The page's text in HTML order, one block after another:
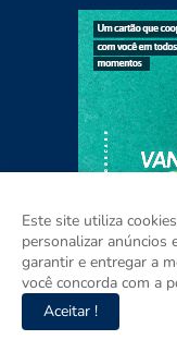
Este site utiliza
personalizar anúncios
garantir e entregar a
você concorda com a
Aceitar !